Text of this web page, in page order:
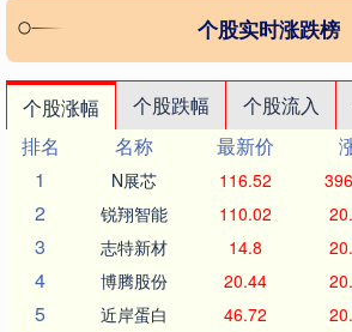
个股实时涨跌榜
个股涨幅 个股跌幅 个股流入
排名
名称 最新价
1
N展芯 116.52
2 锐翔智能 110.02
3 志特新材 14.8
4 博腾股份 20.44
5 近岸蛋白 46.72